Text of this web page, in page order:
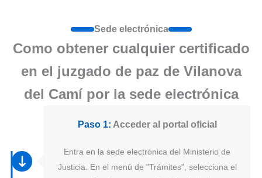
Sede electrónica
Como obtener cualquier certificado
en el juzgado de paz de Vilanova
del Camí por la sede electrónica
Paso 1: Acceder al portal oficial
Entra en la sede electrónica del Ministerio de
Justicia. En el menú de "Trámites", selecciona el